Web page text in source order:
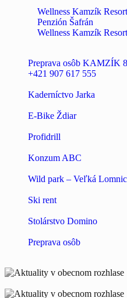
Wellness Kamzík
Penzión Šafrán
Wellness Kamzík
Preprava osôb KAMZÍK
+421 907 617 555
Kaderníctvo Jarka
E-Bike Ždiar
Profidrill
Konzum ABC
Wild park – Veľká
Ski rent
Stolárstvo Domino
Preprava osôb